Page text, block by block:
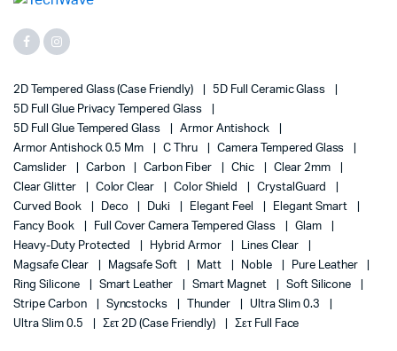
2D Tempered Glass (case Friendly)
5D Full Ceramic Glass
5D Full Glue Privacy Tempered Glass
5D Full Glue Tempered Glass
Armor Antishock
Armor Antishock 0.5 Mm
C Thru
Camera Tempered Glass
Camslider
Carbon Carbon Fiber Chic
Clear 2mm
Clear Glitter
Color Clear Color Shield
CrystalGuard
Curved Book
Deco Duki Elegant Feel
Elegant Smart
Fancy Book
Full Cover Camera Tempered Glass
Glam
Heavy-Duty Protected
Hybrid Armor
Lines Clear
Magsafe Clear
Magsafe Soft Matt Noble
Pure Leather
Ring Silicone
Smart Leather Smart Magnet
Soft Silicone
Stripe Carbon
Syncstocks Thunder
Ultra Slim 0.3
Ultra Slim 0.5
Σετ 2D (case Friendly) Σετ Full Face